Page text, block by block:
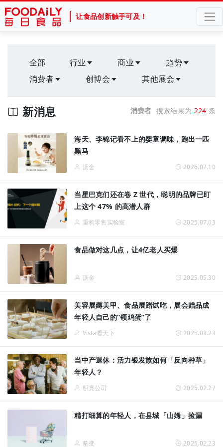
让食品创新触手可及！
全部 行业 商业
趋势
消费者
创博会 其他展会
消费者 搜索结果为 224 条
新消息
海天、李锦记看不上的婴童调味，跑出一匹
黑马
沥金 2026.07.10
当星巴克们还在卷 Z 世代，聪明的品牌已盯
上这个 47% 的高潜人群
重构零售实验室 2025.07.03
食品做对这几点，让4亿老人买爆
沥金 2025.05.30
美容展薅美甲、食品展蹭试吃，展会赠品成
年轻人自己的“领鸡蛋”了
Vista看天下 2025.03.23
当中产退休：活力银发族如何「反向种草」
年轻人？
明亮公司 2025.02.27
精打细算的年轻人，在县城「山姆」捡漏
豹变 2025.02.23